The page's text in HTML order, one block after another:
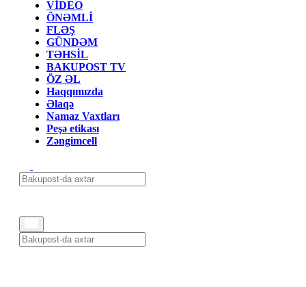
VİDEO
ÖNƏMLİ
FLƏŞ
GÜNDƏM
TƏHSİL
BAKUPOST TV
ÖZ ƏL
Haqqımızda
Əlaqə
Namaz Vaxtları
Peşə etikası
Zəngimcell